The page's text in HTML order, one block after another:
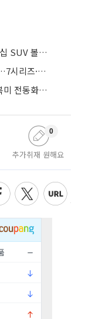
"전동화에도 입힌 안전 DNA" 전기 플래그십 SUV 볼보 'EX90'
BMW코리아, 8월 온라인 한정판 3종 출시…7시리즈·X7·M340i 투어링
한온시스템, 캐나다 정부서 100억 지원…북미 전동화 시장 가속
추가취재 원해요
0